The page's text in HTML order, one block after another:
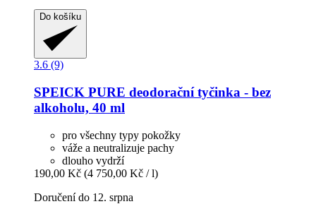
Do košíku
3.6 (9)
SPEICK PURE deodorační tyčinka -​ bez
alkoholu, 40 ml
pro všechny typy pokožky
váže a neutralizuje pachy
dlouho vydrží
190,00 Kč (4 750,00 Kč / l)
Doručení do 12. srpna